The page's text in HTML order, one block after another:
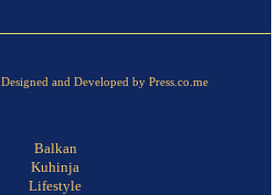
and Developed by Press.co.me
Balkan
Kuhinja
Lifestyle